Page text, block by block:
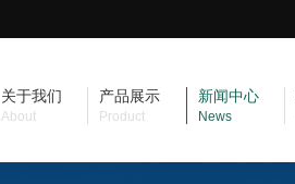
关于我们
About
产品展示
Product
新闻中心
News